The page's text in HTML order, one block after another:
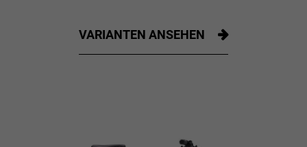
VARIANTEN ANSEHEN